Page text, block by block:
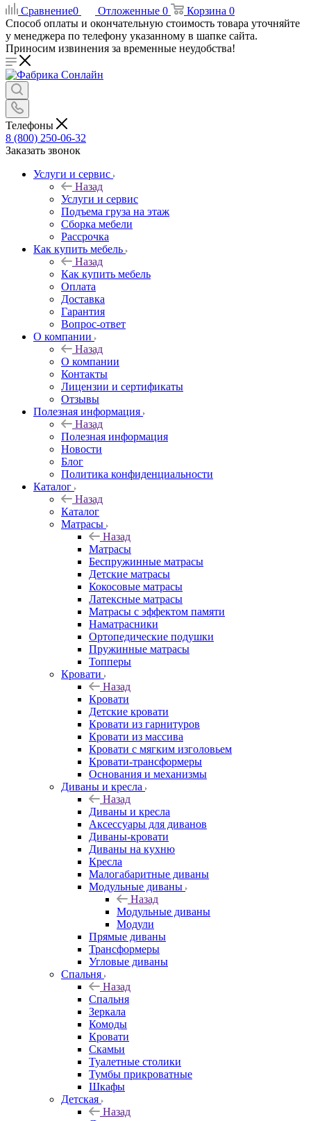
Сравнение0 Отложенные 0 Корзина 0
Способ оплаты и окончательную стоимость товара уточняйте
у менеджера по телефону указанному в шапке сайта.
Приносим извинения за временные неудобства!
Телефоны
8 (800) 250-06-32
Заказать звонок
Услуги и сервис
Назад
Услуги и сервис
Подъема груза на этаж
Сборка мебели
Рассрочка
Как купить мебель
Назад
Как купить мебель
Оплата
Доставка
Гарантия
Вопрос-ответ
О компании
Назад
О компании
Контакты
Лицензии и сертификаты
Отзывы
Полезная информация
Назад
Полезная информация
Новости
Блог
Политика конфиденциальности
Каталог
Назад
Каталог
Матрасы
Назад
Матрасы
Беспружинные матрасы
Детские матрасы
Кокосовые матрасы
Латексные матрасы
Матрасы с эффектом памяти
Наматрасники
Ортопедические подушки
Пружинные матрасы
Топперы
Кровати
Назад
Кровати
Детские кровати
Кровати из гарнитуров
Кровати из массива
Кровати с мягким изголовьем
Кровати-трансформеры
Основания и механизмы
Диваны и кресла
Назад
Диваны и кресла
Аксессуары для диванов
Диваны-кровати
Диваны на кухню
Кресла
Малогабаритные диваны
Модульные диваны
Назад
Модульные диваны
Модули
Прямые диваны
Трансформеры
Угловые диваны
Спальня
Назад
Спальня
Зеркала
Комоды
Кровати
Скамьи
Туалетные столики
Тумбы прикроватные
Шкафы
Детская
Назад